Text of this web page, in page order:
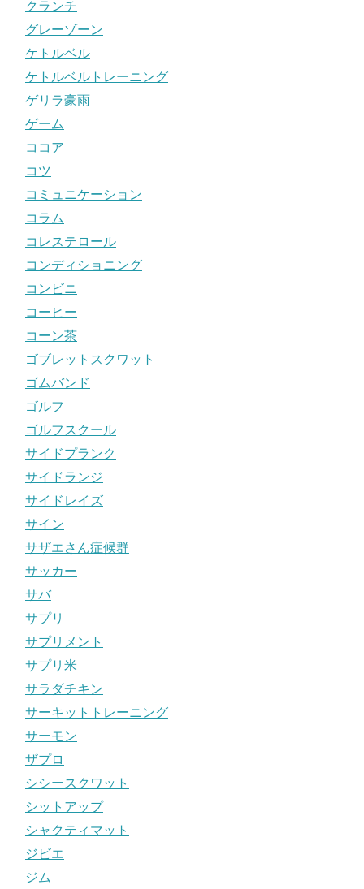
クランチ
グレーゾーン
ケトルベル
ケトルベルトレーニング
ゲリラ豪雨
ゲーム
ココア
コツ
コミュニケーション
コラム
コレステロール
コンディショニング
コンビニ
コーヒー
コーン茶
ゴブレットスクワット
ゴムバンド
ゴルフ
ゴルフスクール
サイドプランク
サイドランジ
サイドレイズ
サイン
サザエさん症候群
サッカー
サバ
サプリ
サプリメント
サプリ米
サラダチキン
サーキットトレーニング
サーモン
ザプロ
シシースクワット
シットアップ
シャクティマット
ジビエ
ジム